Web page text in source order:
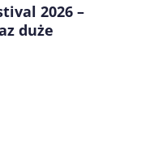
2026 –
duże